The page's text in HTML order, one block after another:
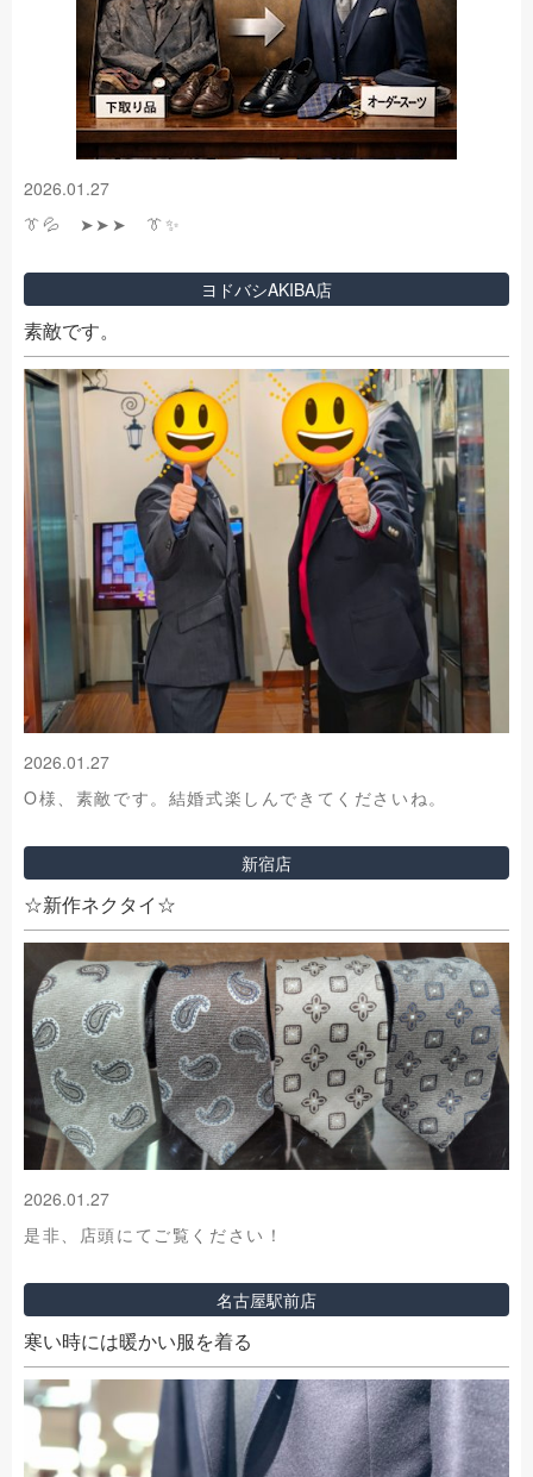
2026.01.27
👔💦 ➤➤➤ 👔✨
ヨドバシAKIBA店
素敵です。
2026.01.27
O様、素敵です。結婚式楽しんできてくださいね。
新宿店
☆新作ネクタイ☆
2026.01.27
是非、店頭にてご覧ください！
名古屋駅前店
寒い時には暖かい服を着る